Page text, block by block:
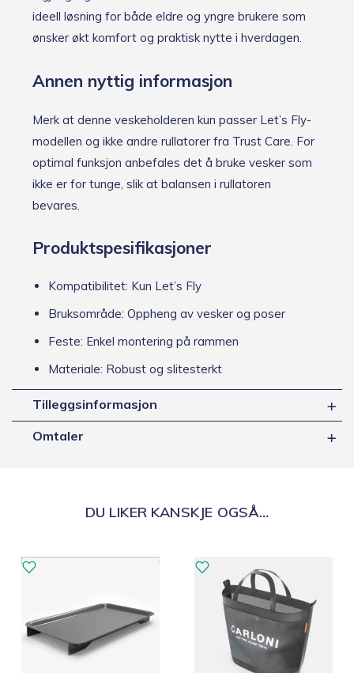
ideell løsning for både eldre og yngre brukere som
ønsker økt komfort og praktisk nytte i hverdagen.
Annen nyttig informasjon
Merk at denne veskeholderen kun passer Let’s Fly-
modellen og ikke andre rullatorer fra Trust Care. For
optimal funksjon anbefales det å bruke vesker som
ikke er for tunge, slik at balansen i rullatoren
bevares.
Produktspesifikasjoner
Kompatibilitet: Kun Let’s Fly
Bruksområde: Oppheng av vesker og poser
Feste: Enkel montering på rammen
Materiale: Robust og slitesterkt
Tilleggsinformasjon
Omtaler
DU LIKER KANSKJE OGSÅ…